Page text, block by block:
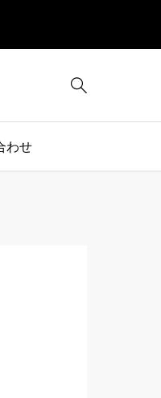

わせ